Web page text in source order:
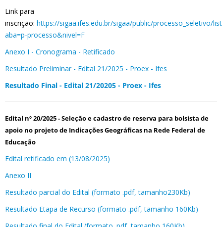
Link para
inscrição: https://sigaa.ifes.edu.br/sigaa/public/processo_seletivo/
aba=p-processo&nivel=F
Anexo I - Cronograma - Retificado
Resultado Preliminar - Edital 21/2025 - Proex - Ifes
Resultado Final - Edital 21/20205 - Proex - Ifes
Edital nº 20/2025 - Seleção e cadastro de reserva para bolsista de
apoio no projeto de Indicações Geográficas na Rede Federal de
Educação
Edital retificado em (13/08/2025)
Anexo II
Resultado parcial do Edital (formato .pdf, tamanho230Kb)
Resultado Etapa de Recurso (formato .pdf, tamanho 160Kb)